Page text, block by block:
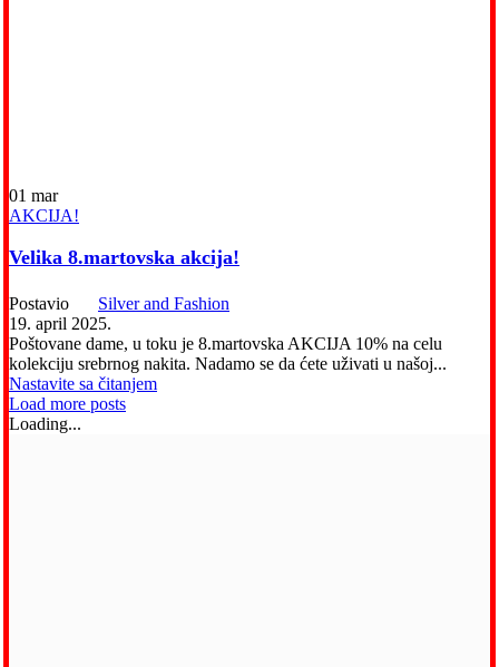
01 mar
AKCIJA!
Velika 8.martovska akcija!
Postavio
Silver and Fashion
19. april 2025.
Poštovane dame, u toku je 8.martovska AKCIJA 10% na celu
kolekciju srebrnog nakita. Nadamo se da ćete uživati u našoj...
Nastavite sa čitanjem
Load more posts
Loading...